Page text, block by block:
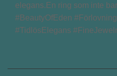
elegans.En ring som inte
#BeautyOfEden
#TidlösElegans